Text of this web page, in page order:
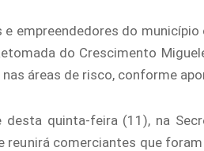
empreendedores do
do Crescimento
áreas de risco, conforme
quinta-feira (11), na
reunirá comerciantes que